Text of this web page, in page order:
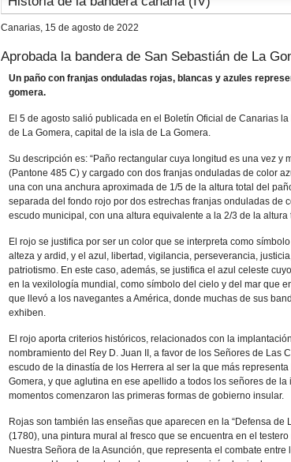
Canarias, 15 de agosto de 2022
Aprobada la bandera de San Sebastián de La
Un paño con franjas onduladas rojas, blancas y azules
gomera.
El 5 de agosto salió publicada en el Boletín Oficial de Canarias
de La Gomera, capital de la isla de La Gomera.
Su descripción es: “Paño rectangular cuya longitud es una vez y
(Pantone 485 C) y cargado con dos franjas onduladas de color
una con una anchura aproximada de 1/5 de la altura total del
separada del fondo rojo por dos estrechas franjas onduladas de
escudo municipal, con una altura equivalente a la 2/3 de la altura
El rojo se justifica por ser un color que se interpreta como
alteza y ardid, y el azul, libertad, vigilancia, perseverancia,
patriotismo. En este caso, además, se justifica el azul celeste
en la vexilología mundial, como símbolo del cielo y del mar que
que llevó a los navegantes a América, donde muchas de sus
exhiben.
El rojo aporta criterios históricos, relacionados con la
nombramiento del Rey D. Juan II, a favor de los Señores de Las
escudo de la dinastía de los Herrera al ser la que más
Gomera, y que aglutina en ese apellido a todos los señores de
momentos comenzaron las primeras formas de gobierno insular.
Rojas son también las enseñas que aparecen en la “Defensa de
(1780), una pintura mural al fresco que se encuentra en el
Nuestra Señora de la Asunción, que representa el combate